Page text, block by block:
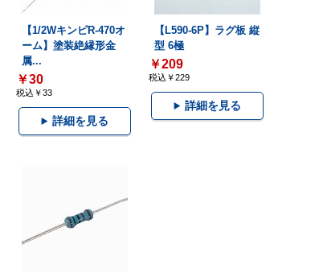
【1/2WキンピR-470オ
ーム】塗装絶縁形金
属...
￥30
税込￥33
詳細を見る
【L590-6P】ラグ板 縦
型 6極
￥209
税込￥229
詳細を見る